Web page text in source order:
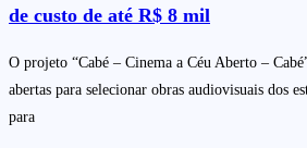
de custo de até R$ 8 mil
O projeto “Cabé – Cinema a Céu Aberto –
abertas para selecionar obras audiovisuais dos
para